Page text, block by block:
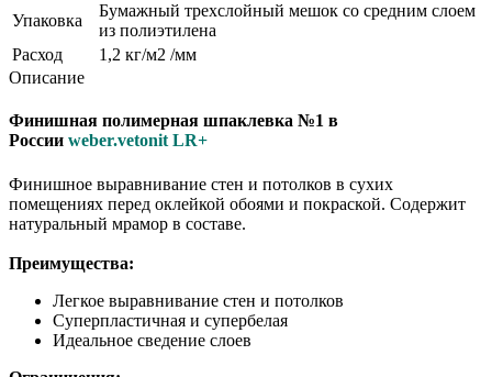
Упаковка
Бумажный трехслойный мешок со средним слоем
из полиэтилена
Расход
1,2 кг/м2 /мм
Описание
Финишная полимерная шпаклевка №1 в
России weber.vetonit LR+
Финишное выравнивание стен и потолков в сухих
помещениях перед оклейкой обоями и покраской. Содержит
натуральный мрамор в составе.
Преимущества:
Легкое выравнивание стен и потолков
Суперпластичная и супербелая
Идеальное сведение слоев